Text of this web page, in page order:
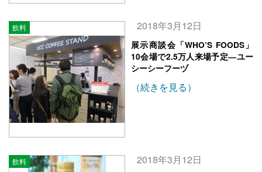
飲料 2018年3月12日
展示商談会「WHO’S FOODS」
10会場で2.5万人来場予定―ユー
シーシーフーヅ
（続きを見る）
飲料 2018年3月12日